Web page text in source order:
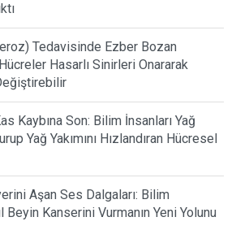
Tedavisinde Ezber Bozan
Hasarlı Sinirleri Onararak
Kaybına Son: Bilim İnsanları Yağ
Yağ Yakımını Hızlandıran Hücresel
Aşan Ses Dalgaları: Bilim
Beyin Kanserini Vurmanın Yeni Yolunu